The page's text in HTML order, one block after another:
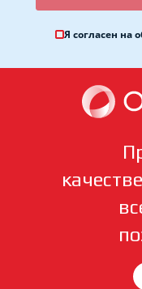
Я согласен на